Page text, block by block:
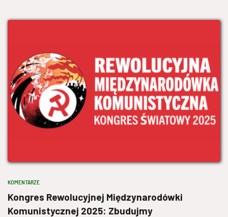
KOMENTARZE
Kongres Rewolucyjnej Międzynarodówki
Komunistycznej 2025: Zbudujmy